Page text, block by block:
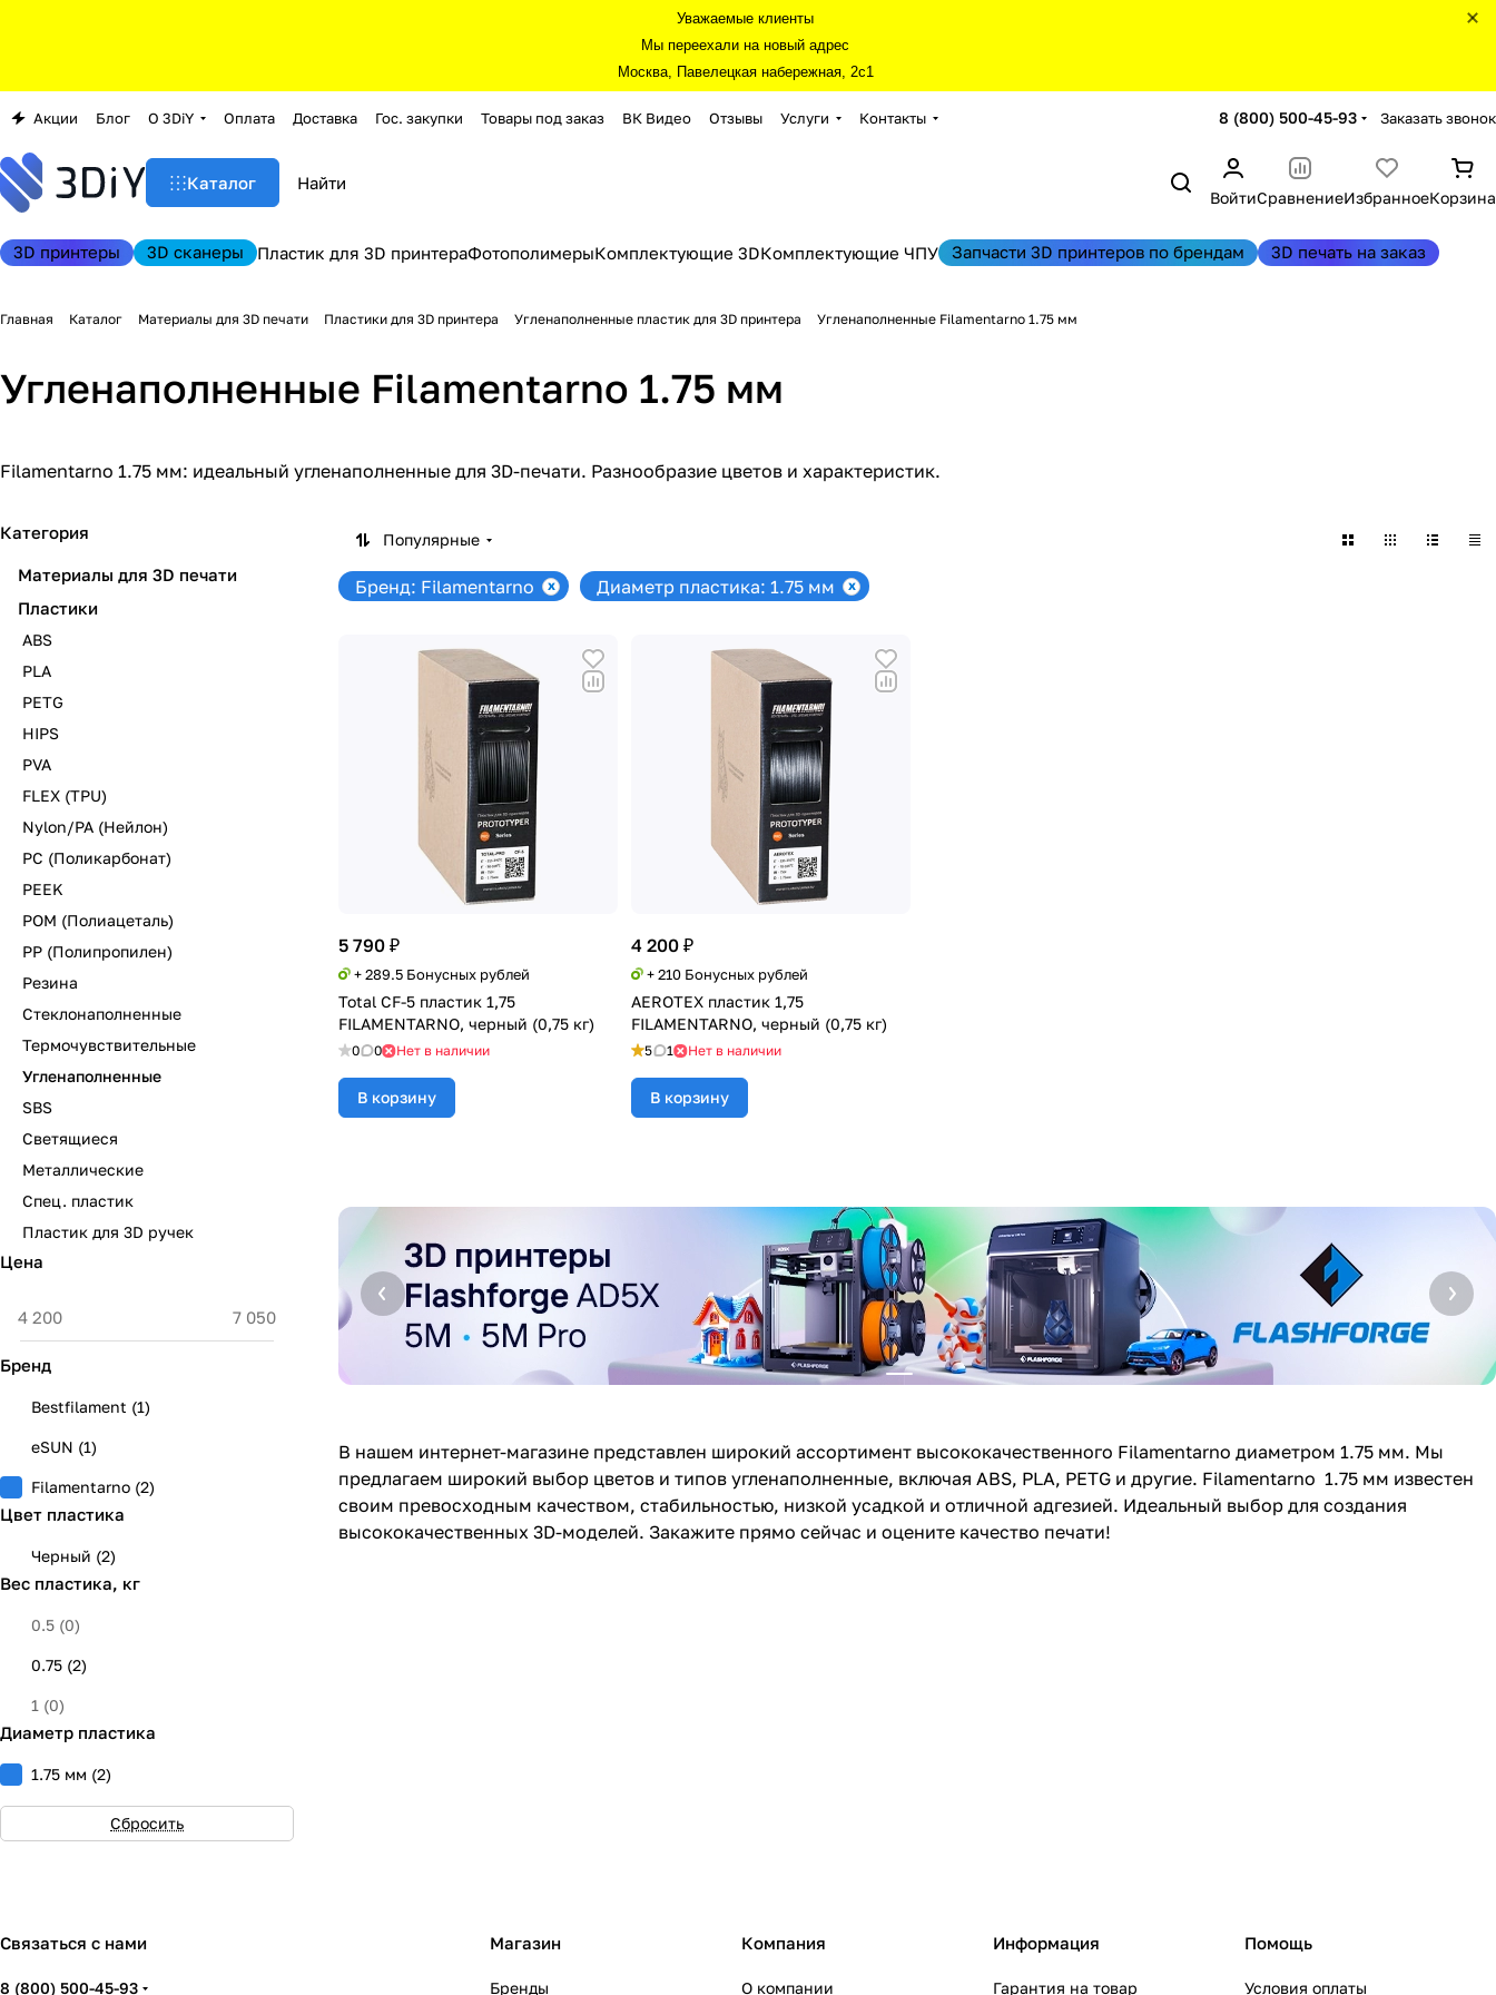
Уважаемые клиенты
Мы переехали на новый адрес
Москва, Павелецкая набережная, 2с1
Акции Блог О 3DiY Оплата Доставка Гос. закупки Товары под заказ ВК Видео Отзывы Услуги Контакты 8 (800) 500-45-93 Заказать звонок
Каталог
ВойтиСравнениеИзбранноеКорзина
3D принтеры 3D сканеры Пластик для 3D принтераФотополимерыКомплектующие 3DКомплектующие ЧПУ Запчасти 3D принтеров по брендам 3D печать на заказ
Главная Каталог Материалы для 3D печати Пластики для 3D принтера Угленаполненные пластик для 3D принтера Угленаполненные Filamentarno 1.75 мм
Угленаполненные Filamentarno 1.75 мм
Filamentarno 1.75 мм: идеальный угленаполненные для 3D-печати. Разнообразие цветов и характеристик.
Популярные
Бренд: Filamentarno Диаметр пластика: 1.75 мм
5 790 ₽
+ 289.5 Бонусных рублей
Total CF-5 пластик 1,75
FILAMENTARNO, черный (0,75 кг)
0 0 Нет в наличии
В корзину
4 200 ₽
+ 210 Бонусных рублей
AEROTEX пластик 1,75
FILAMENTARNO, черный (0,75 кг)
5 1 Нет в наличии
В корзину
В нашем интернет-магазине представлен широкий ассортимент высококачественного Filamentarno диаметром 1.75 мм. Мы
предлагаем широкий выбор цветов и типов угленаполненные, включая ABS, PLA, PETG и другие. Filamentarno 1.75 мм известен
своим превосходным качеством, стабильностью, низкой усадкой и отличной адгезией. Идеальный выбор для создания
высококачественных 3D-моделей. Закажите прямо сейчас и оцените качество печати!
Категория
Материалы для 3D печати
Пластики
ABS
PLA
PETG
HIPS
PVA
FLEX (TPU)
Nylon/PA (Нейлон)
PC (Поликарбонат)
PEEK
POM (Полиацеталь)
PP (Полипропилен)
Резина
Стеклонаполненные
Термочувствительные
Угленаполненные
SBS
Светящиеся
Металлические
Спец. пластик
Пластик для 3D ручек
Цена
Бренд
Bestfilament (1)
eSUN (1)
Filamentarno (2)
Цвет пластика
Черный (2)
Вес пластика, кг
0.5 (0)
0.75 (2)
1 (0)
Диаметр пластика
1.75 мм (2)
Сбросить
Связаться с нами
8 (800) 500-45-93
Магазин
Бренды
Компания
О компании
Информация
Гарантия на товар
Помощь
Условия оплаты